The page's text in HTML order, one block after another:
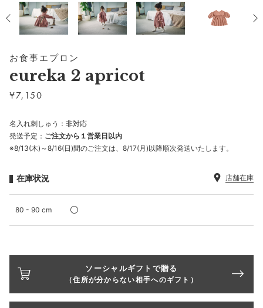
お食事エプロン
eureka 2 apricot
¥7,150
名入れ刺しゅう：非対応
発送予定： ご注文から１営業日以内
※8/13(木)～8/16(日)間のご注文は、8/17(月)以降順次発送いたします。
在庫状況 店舗在庫
80 - 90 cm
ソーシャルギフトで贈る
（住所が分からない相手へのギフト）